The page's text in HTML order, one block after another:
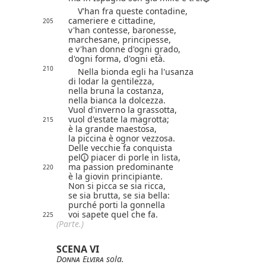
V'han fra queste contadine,
205
cameriere e cittadine,
v'han contesse, baronesse,
marchesane, principesse,
e v'han donne d'ogni grado,
d'ogni forma, d'ogni età.
210
Nella bionda egli ha l'usanza
di lodar la gentilezza,
nella bruna la costanza,
nella bianca la dolcezza.
Vuol d'inverno la grassotta,
215
vuol d'estate la magrotta;
è la grande maestosa,
la piccina è ognor vezzosa.
Delle vecchie fa conquista
pel
piacer di porle in lista,
220
ma passion predominante
è la giovin principiante.
Non si picca se sia ricca,
se sia brutta, se sia bella:
purché porti la gonnella
225
voi sapete quel che fa.
(Parte.)
SCENA VI
Donna Elvira sola.